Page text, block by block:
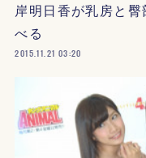
岸明日香が乳房と
べる
2015.11.21 03:20